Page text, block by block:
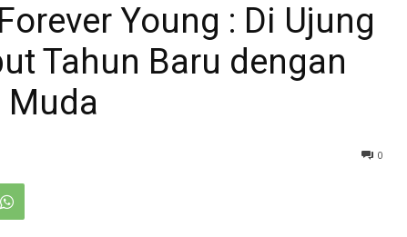
Young : Di Ujung
Tahun Baru dengan
Muda
0